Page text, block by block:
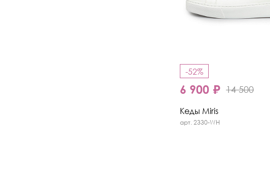
-52%
6 900 ₽ 14 500
Кеды Miris
арт. 2330-WH